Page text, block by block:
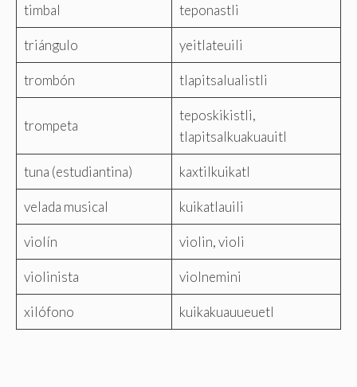
timbal teponastli
triángulo yeitlateuili
trombón tlapitsalualistli
trompeta
teposkikistli,
tlapitsalkuakuauitl
tuna (estudiantina) kaxtilkuikatl
velada musical kuikatlauili
violín violin, violi
violinista violnemini
xilófono kuikakuauueuetl